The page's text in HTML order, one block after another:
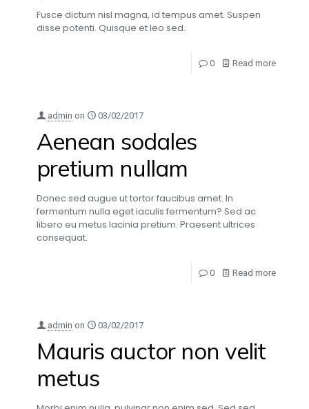
Fusce dictum nisl magna, id tempus amet. Suspen
disse potenti. Quisque et leo sed.
0 Read more
admin on 03/02/2017
Aenean sodales
pretium nullam
Donec sed augue ut tortor faucibus amet. In
fermentum nulla eget iaculis fermentum? Sed ac
libero eu metus lacinia pretium. Praesent ultrices
consequat.
0 Read more
admin on 03/02/2017
Mauris auctor non velit
metus